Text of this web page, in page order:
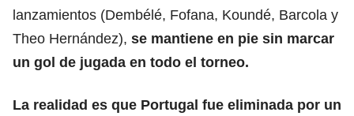
lanzamientos (Dembélé, Fofana, Koundé, Barcola y
Theo Hernández), se mantiene en pie sin marcar
un gol de jugada en todo el torneo.
La realidad es que Portugal fue eliminada por un